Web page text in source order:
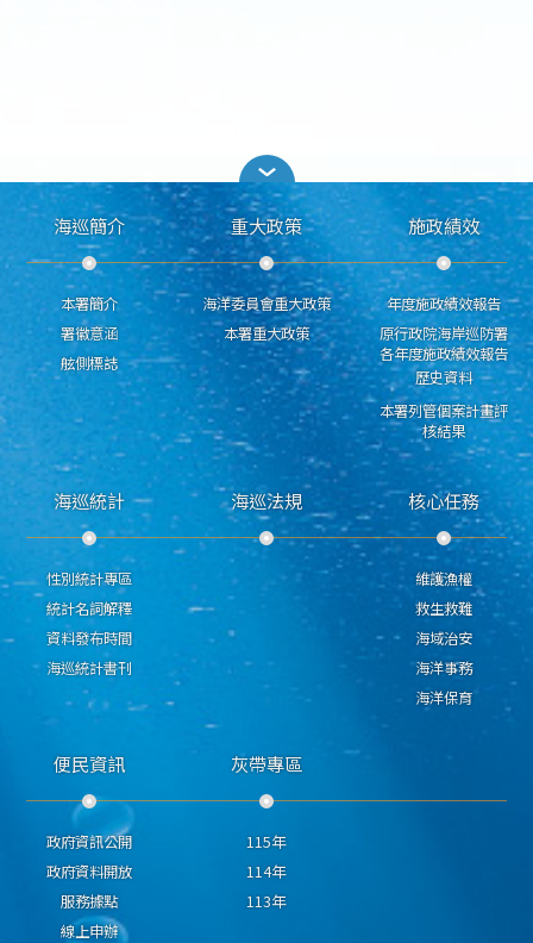
海巡簡介
本署簡介
署徽意涵
舷側標誌
重大政策
海洋委員會重大政策
本署重大政策
施政績效
年度施政績效報告
原行政院海岸巡防署
各年度施政績效報告
歷史資料
本署列管個案計畫評
核結果
海巡統計
性別統計專區
統計名詞解釋
資料發布時間
海巡統計書刊
海巡法規 核心任務
維護漁權
救生救難
海域治安
海洋事務
海洋保育
便民資訊
政府資訊公開
政府資料開放
服務據點
線上申辦
灰帶專區
115年
114年
113年